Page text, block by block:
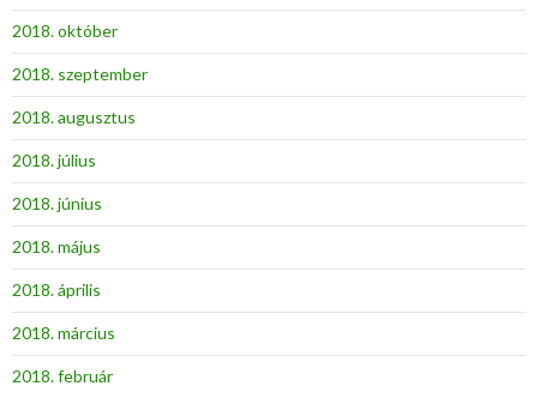
2018. október
2018. szeptember
2018. augusztus
2018. július
2018. június
2018. május
2018. április
2018. március
2018. február